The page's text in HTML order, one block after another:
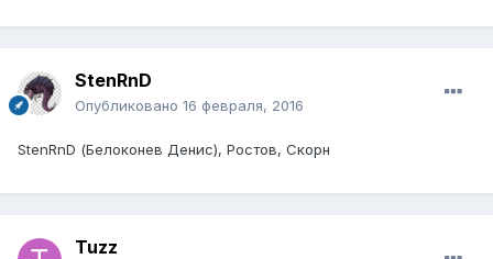
StenRnD
Опубликовано 16 февраля, 2016
StenRnD (Белоконев Денис), Ростов, Скорн
Tuzz